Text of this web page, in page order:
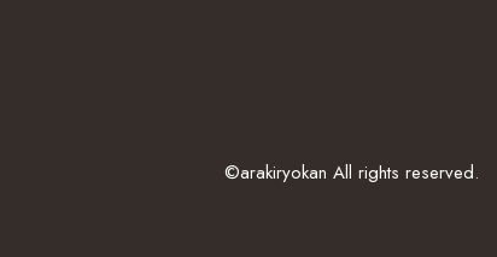
©arakiryokan All rights reserved.